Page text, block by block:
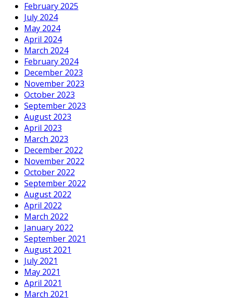
February 2025
July 2024
May 2024
April 2024
March 2024
February 2024
December 2023
November 2023
October 2023
September 2023
August 2023
April 2023
March 2023
December 2022
November 2022
October 2022
September 2022
August 2022
April 2022
March 2022
January 2022
September 2021
August 2021
July 2021
May 2021
April 2021
March 2021